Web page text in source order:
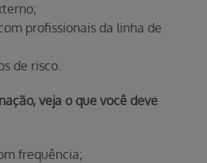
profissionais da linha de
de risco.
veja o que você deve
frequência;